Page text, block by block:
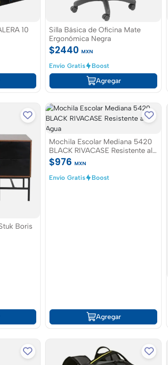
10
Silla Básica de Oficina Mate
Ergonómica Negra
$2440 MXN
Envío Gratis
Boost
Agregar
Boris
Mochila Escolar Mediana 5420
BLACK RIVACASE Resistente al
Agua
$976 MXN
Envío Gratis
Boost
Agregar